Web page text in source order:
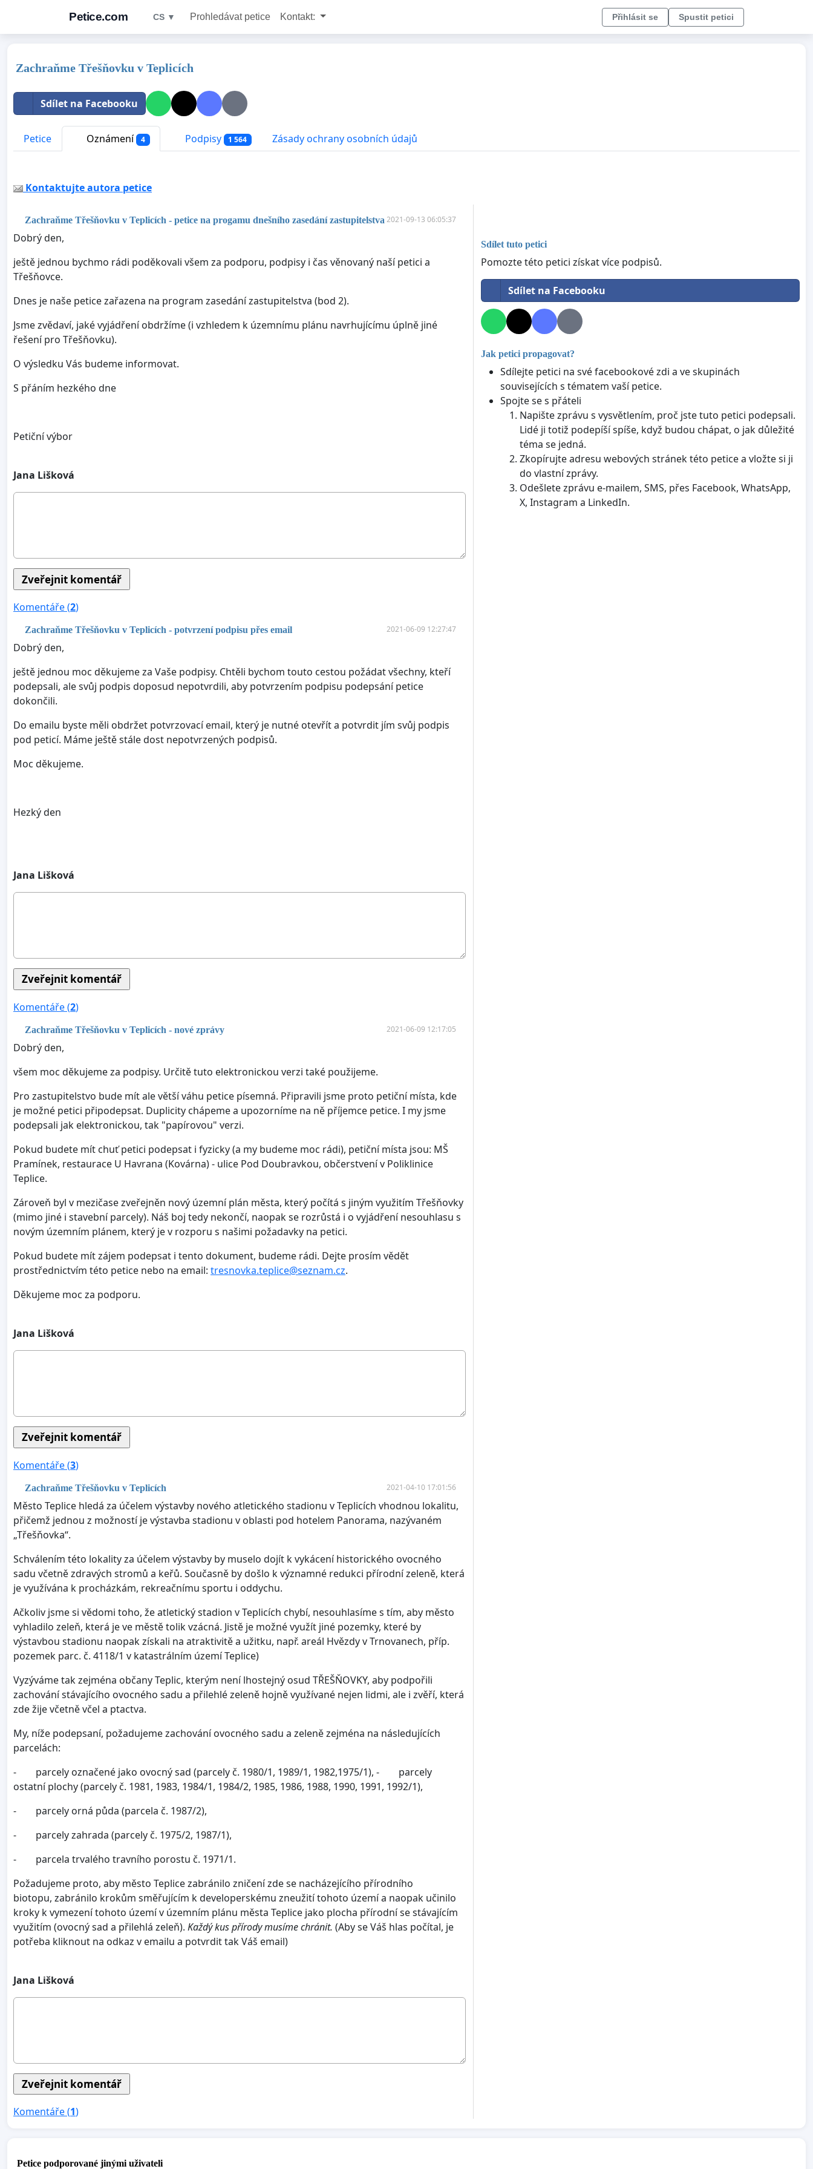
Petice.com CS ▼ Prohledávat petice Kontakt: Přihlásit se Spustit petici
Zachraňme Třešňovku v Teplicích
Sdílet na Facebooku
Petice Oznámení 4 Podpisy 1 564 Zásady ochrany osobních údajů
Kontaktujte autora petice
Zachraňme Třešňovku v Teplicích - petice na progamu dnešního zasedání zastupitelstva 2021-09-13 06:05:37
Dobrý den,
ještě jednou bychmo rádi poděkovali všem za podporu, podpisy i čas věnovaný naší petici a
Třešňovce.
Dnes je naše petice zařazena na program zasedání zastupitelstva (bod 2).
Jsme zvědaví, jaké vyjádření obdržíme (i vzhledem k územnímu plánu navrhujícímu úplně jiné
řešení pro Třešňovku).
O výsledku Vás budeme informovat.
S přáním hezkého dne
Petiční výbor
Jana Lišková
Komentáře (2)
Zachraňme Třešňovku v Teplicích - potvrzení podpisu přes email 2021-06-09 12:27:47
Dobrý den,
ještě jednou moc děkujeme za Vaše podpisy. Chtěli bychom touto cestou požádat všechny, kteří
podepsali, ale svůj podpis doposud nepotvrdili, aby potvrzením podpisu podepsání petice
dokončili.
Do emailu byste měli obdržet potvrzovací email, který je nutné otevřít a potvrdit jím svůj podpis
pod peticí. Máme ještě stále dost nepotvrzených podpisů.
Moc děkujeme.
Hezký den
Jana Lišková
Komentáře (2)
Zachraňme Třešňovku v Teplicích - nové zprávy 2021-06-09 12:17:05
Dobrý den,
všem moc děkujeme za podpisy. Určitě tuto elektronickou verzi také použijeme.
Pro zastupitelstvo bude mít ale větší váhu petice písemná. Připravili jsme proto petiční místa, kde
je možné petici připodepsat. Duplicity chápeme a upozorníme na ně příjemce petice. I my jsme
podepsali jak elektronickou, tak "papírovou" verzi.
Pokud budete mít chuť petici podepsat i fyzicky (a my budeme moc rádi), petiční místa jsou: MŠ
Pramínek, restaurace U Havrana (Kovárna) - ulice Pod Doubravkou, občerstvení v Poliklinice
Teplice.
Zároveň byl v mezičase zveřejněn nový územní plán města, který počítá s jiným využitím Třešňovky
(mimo jiné i stavební parcely). Náš boj tedy nekončí, naopak se rozrůstá i o vyjádření nesouhlasu s
novým územním plánem, který je v rozporu s našimi požadavky na petici.
Pokud budete mít zájem podepsat i tento dokument, budeme rádi. Dejte prosím vědět
prostřednictvím této petice nebo na email: tresnovka.teplice@seznam.cz.
Děkujeme moc za podporu.
Jana Lišková
Komentáře (3)
Zachraňme Třešňovku v Teplicích 2021-04-10 17:01:56
Město Teplice hledá za účelem výstavby nového atletického stadionu v Teplicích vhodnou lokalitu,
přičemž jednou z možností je výstavba stadionu v oblasti pod hotelem Panorama, nazývaném
„Třešňovka“.
Schválením této lokality za účelem výstavby by muselo dojít k vykácení historického ovocného
sadu včetně zdravých stromů a keřů. Současně by došlo k významné redukci přírodní zeleně, která
je využívána k procházkám, rekreačnímu sportu i oddychu.
Ačkoliv jsme si vědomi toho, že atletický stadion v Teplicích chybí, nesouhlasíme s tím, aby město
vyhladilo zeleň, která je ve městě tolik vzácná. Jistě je možné využít jiné pozemky, které by
výstavbou stadionu naopak získali na atraktivitě a užitku, např. areál Hvězdy v Trnovanech, příp.
pozemek parc. č. 4118/1 v katastrálním území Teplice)
Vyzýváme tak zejména občany Teplic, kterým není lhostejný osud TŘEŠŇOVKY, aby podpořili
zachování stávajícího ovocného sadu a přilehlé zeleně hojně využívané nejen lidmi, ale i zvěří, která
zde žije včetně včel a ptactva.
My, níže podepsaní, požadujeme zachování ovocného sadu a zeleně zejména na následujících
parcelách:
- parcely označené jako ovocný sad (parcely č. 1980/1, 1989/1, 1982,1975/1), - parcely
ostatní plochy (parcely č. 1981, 1983, 1984/1, 1984/2, 1985, 1986, 1988, 1990, 1991, 1992/1),
- parcely orná půda (parcela č. 1987/2),
- parcely zahrada (parcely č. 1975/2, 1987/1),
- parcela trvalého travního porostu č. 1971/1.
Požadujeme proto, aby město Teplice zabránilo zničení zde se nacházejícího přírodního
biotopu, zabránilo krokům směřujícím k developerskému zneužití tohoto území a naopak učinilo
kroky k vymezení tohoto území v územním plánu města Teplice jako plocha přírodní se stávajícím
využitím (ovocný sad a přilehlá zeleň). Každý kus přírody musíme chránit. (Aby se Váš hlas počítal, je
potřeba kliknout na odkaz v emailu a potvrdit tak Váš email)
Jana Lišková
Komentáře (1)
Sdílet tuto petici
Pomozte této petici získat více podpisů.
Sdílet na Facebooku
Jak petici propagovat?
Sdílejte petici na své facebookové zdi a ve skupinách
souvisejících s tématem vaší petice.
Spojte se s přáteli
Napište zprávu s vysvětlením, proč jste tuto petici podepsali.
Lidé ji totiž podepíší spíše, když budou chápat, o jak důležité
téma se jedná.
Zkopírujte adresu webových stránek této petice a vložte si ji
do vlastní zprávy.
Odešlete zprávu e-mailem, SMS, přes Facebook, WhatsApp,
X, Instagram a LinkedIn.
Petice podporované jinými uživateli